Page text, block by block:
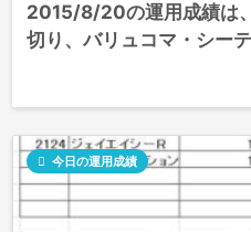
2015/8/20の運用成績は
切り、バリュコマ・シー
 今日の運用成績